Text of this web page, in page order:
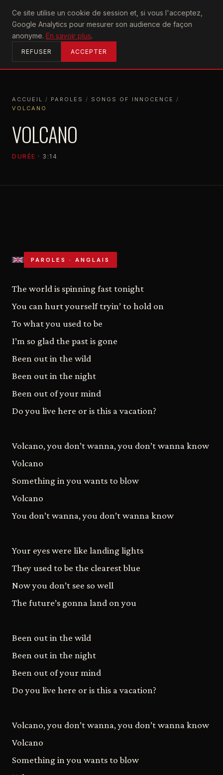
Ce site utilise un cookie de session et, si vous l'acceptez,
Google Analytics pour mesurer son audience de façon
anonyme. En savoir plus.
REFUSER ACCEPTER
U2achtung
ACCUEIL
ACCUEIL / PAROLES / SONGS OF INNOCENCE /
VOLCANO
VOLCANO
DURÉE · 3:14
PAROLES · ANGLAIS
The world is spinning fast tonight
You can hurt yourself tryin’ to hold on
To what you used to be
I’m so glad the past is gone
Been out in the wild
Been out in the night
Been out of your mind
Do you live here or is this a vacation?
Volcano, you don’t wanna, you don’t wanna know
Volcano
Something in you wants to blow
Volcano
You don’t wanna, you don’t wanna know
Your eyes were like landing lights
They used to be the clearest blue
Now you don’t see so well
The future’s gonna land on you
Been out in the wild
Been out in the night
Been out of your mind
Do you live here or is this a vacation?
Volcano, you don’t wanna, you don’t wanna know
Volcano
Something in you wants to blow